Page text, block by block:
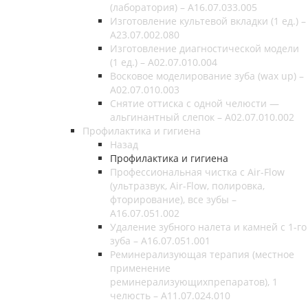
(лаборатория) – A16.07.033.005
Изготовление культевой вкладки (1 ед.) –
A23.07.002.080
Изготовление диагностической модели
(1 ед.) – A02.07.010.004
Восковое моделирование зуба (wax up) –
A02.07.010.003
Снятие оттиска с одной челюсти —
альгинантный слепок – A02.07.010.002
Профилактика и гигиена
Назад
Профилактика и гигиена
Профессиональная чистка с Air-Flow
(ультразвук, Air-Flow, полировка,
фторирование), все зубы –
A16.07.051.002
Удаление зубного налета и камней с 1-го
зуба – А16.07.051.001
Реминерализующая терапия (местное
применение
реминерализующихпрепаратов), 1
челюсть – А11.07.024.010